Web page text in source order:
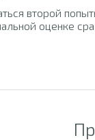
второй
оценке